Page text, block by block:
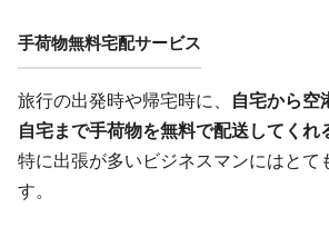
手荷物無料宅配サービス
旅行の出発時や帰宅時に、
自宅から空
自宅まで手荷物を無料で配送してくれ
特に出張が多いビジネスマンにはとて
す。